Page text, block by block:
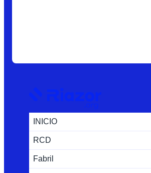
INICIO
RCD
Fabril